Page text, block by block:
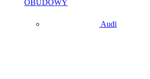
OBUDOWY
Audi